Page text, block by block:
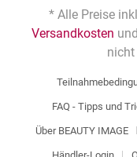
* Alle Preise
Versandkosten
nicht
FAQ - Tipps und
Über BEAUTY IMAGE